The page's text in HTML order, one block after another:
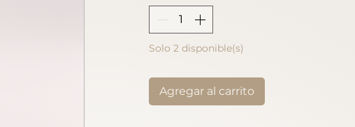
Solo 2 disponible(s)
Agregar al carrito